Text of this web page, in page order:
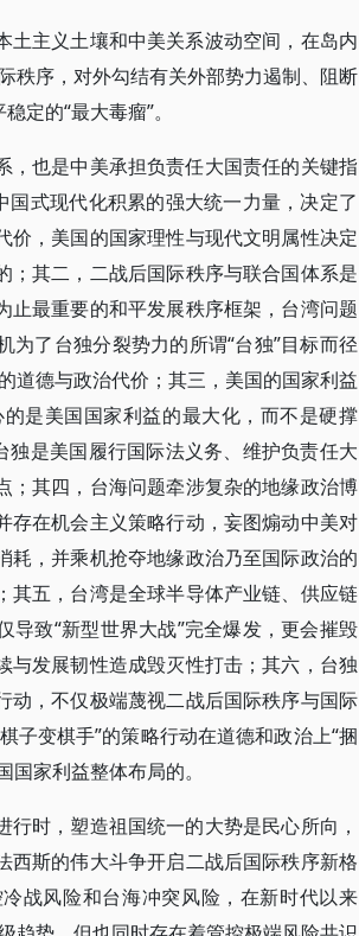
主义土壤和中美关系波动空间，在岛内
秩序，对外勾结有关外部势力遏制、阻断
定的“最大毒瘤”。
，也是中美承担负责任大国责任的关键指
式现代化积累的强大统一力量，决定了
，美国的国家理性与现代文明属性决定
其二，二战后国际秩序与联合国体系是
最重要的和平发展秩序框架，台湾问题
了台独分裂势力的所谓“台独”目标而径
道德与政治代价；其三，美国的国家利益
是美国国家利益的最大化，而不是硬撑
独是美国履行国际法义务、维护负责任大
；其四，台海问题牵涉复杂的地缘政治博
存在机会主义策略行动，妄图煽动中美对
，并乘机抢夺地缘政治乃至国际政治的
其五，台湾是全球半导体产业链、供应链
致“新型世界大战”完全爆发，更会摧毁
发展韧性造成毁灭性打击；其六，台独
动，不仅极端蔑视二战后国际秩序与国际
子变棋手”的策略行动在道德和政治上“捆
家利益整体布局的。
时，塑造祖国统一的大势是民心所向，
斯的伟大斗争开启二战后国际秩序新格
战风险和台海冲突风险，在新时代以来